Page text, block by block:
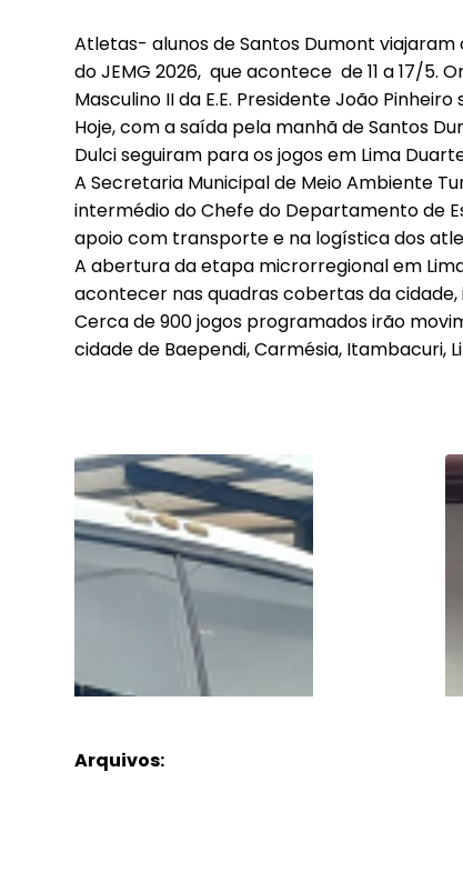
Concursos
Notícias
Covid-19
Atletas- alunos de Santos Dumont
do JEMG 2026, que acontece de 11 a 17/5.
Masculino II da E.E. Presidente João
Hoje, com a saída pela manhã de Santos
Dulci seguiram para os jogos em Lima
A Secretaria Municipal de Meio Ambiente
intermédio do Chefe do Departamento de
apoio com transporte e na logística dos
A abertura da etapa microrregional em
acontecer nas quadras cobertas da cidade,
Cerca de 900 jogos programados irão
cidade de Baependi, Carmésia, Itambacuri,
Arquivos: